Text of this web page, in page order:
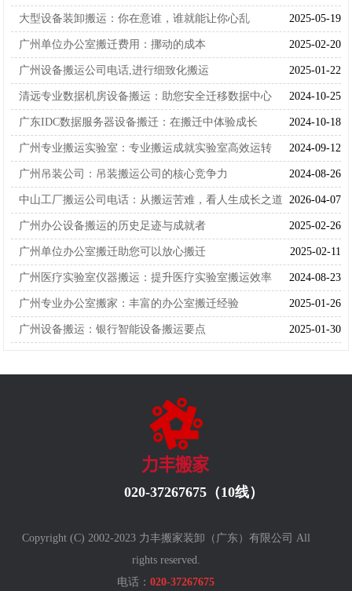
2025-05-19
大型设备装卸搬运：你在意谁，谁就能让你心乱
2025-02-20
广州单位办公室搬迁费用：挪动的成本
2025-01-22
广州设备搬运公司电话,进行细致化搬运
2024-10-25
清远专业数据机房设备搬运：助您安全迁移数据中心
2024-10-18
广东IDC数据服务器设备搬迁：在搬迁中体验成长
2024-09-12
广州专业搬运实验室：专业搬运成就实验室高效运转
2024-08-26
广州吊装公司：吊装搬运公司的核心竞争力
2026-04-07
中山工厂搬运公司电话：从搬运苦难，看人生成长之道
2025-02-26
广州办公设备搬运的历史足迹与成就者
2025-02-11
广州单位办公室搬迁助您可以放心搬迁
2024-08-23
广州医疗实验室仪器搬运：提升医疗实验室搬运效率
2025-01-26
广州专业办公室搬家：丰富的办公室搬迁经验
2025-01-30
广州设备搬运：银行智能设备搬运要点
020-37267675（10线）
Copyright (C) 2002-2023 力丰搬家装卸（广东）有限公司 All
rights reserved.
电话：020-37267675